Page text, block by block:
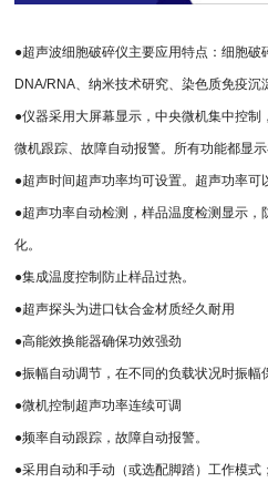
●超声波细胞破碎仪主要应用特点：细胞
DNA/RNA、纳米技术研究、染色质免疫沉
●仪器采用大屏幕显示，中央微机集中控
微机跟踪、故障自动报警。所有功能都显示
●超声时间超声功率均可设置。超声功率可
●超声功率自动检测，样品温度检测显示
化。
●集成温度控制防止样品过热。
●超声探头为进口钛合金材质经久耐用
●高能效换能器确保功效强劲
●振幅自动调节，在不同的负载状况时振幅
●微机控制超声功率连续可调
●频率自动跟踪，故障自动报警。
●采用自动和手动（或选配脚踏）工作模